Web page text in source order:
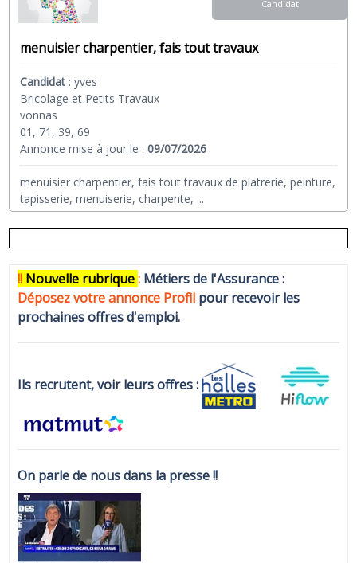
menuisier charpentier, fais tout travaux
Candidat :yves
Bricolage et Petits Travaux
vonnas
01, 71, 39, 69
Annonce mise à jour le :09/07/2026
menuisier charpentier, fais tout travaux de platrerie, peinture,
tapisserie, menuiserie, charpente, ...
Candidat
!! Nouvelle rubrique: Métiers de l'Assurance :
Déposez votre annonce Profil pour recevoir les
prochaines offres d'emploi.
Ils recrutent, voir leurs offres :
On parle de nous dans la presse !!